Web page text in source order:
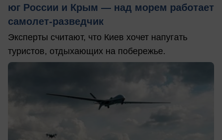
юг России и Крым — над морем работает
самолет-разведчик
Эксперты считают, что Киев хочет напугать
туристов, отдыхающих на побережье.